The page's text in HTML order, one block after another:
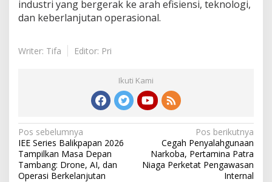
industri yang bergerak ke arah efisiensi, teknologi,
dan keberlanjutan operasional.
Writer: Tifa Editor: Pri
Ikuti Kami
Navigasi
pos
Pos sebelumnya
IEE Series Balikpapan 2026
Tampilkan Masa Depan
Tambang: Drone, AI, dan
Operasi Berkelanjutan
Pos berikutnya
Cegah Penyalahgunaan
Narkoba, Pertamina Patra
Niaga Perketat Pengawasan
Internal